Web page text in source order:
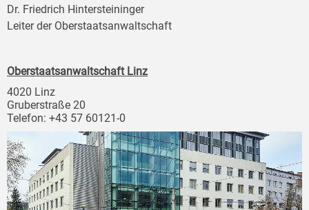
Dr. Friedrich Hintersteininger
Leiter der Oberstaatsanwaltschaft
Oberstaatsanwaltschaft Linz
4020 Linz
Gruberstraße 20
Telefon: +43 57 60121-0